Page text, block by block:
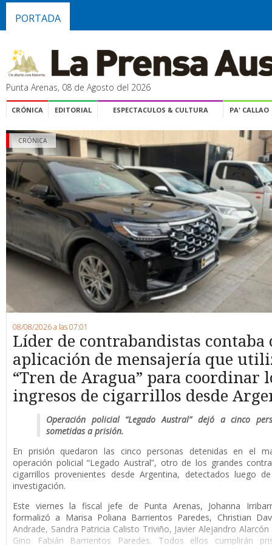
PORTADA
Punta Arenas, 08 de Agosto del 2026
CRÓNICA EDITORIAL ESPECTACULOS & CULTURA PA' CALLAO
CRÓNICA
08/08/2026 a las 07:01
Líder de contrabandistas contaba
aplicación de mensajería que
“Tren de Aragua” para coordinar
ingresos de cigarrillos desde
Operación policial “Legado Austral” dejó a cinco
sometidas a prisión.
En prisión quedaron las cinco personas detenidas en el
operación policial “Legado Austral”, otro de los grandes
cigarrillos provenientes desde Argentina, detectados luego
investigación.
Este viernes la fiscal jefe de Punta Arenas, Johanna
formalizó a Marisa Poliana Barrientos Paredes, Christian
Andrade, Sandra Patricia Calisto Triviño, Javier Alejandro Alarcón
Gino Fabián Barrientos Paredes. Todos ellos cumplirán